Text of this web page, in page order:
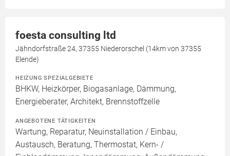
foesta consulting ltd
Jähndorfstraße 24, 37355 Niederorschel (14km von 37355
Elende)
HEIZUNG SPEZIALGEBIETE
BHKW, Heizkörper, Biogasanlage, Dämmung,
Energieberater, Architekt, Brennstoffzelle
ANGEBOTENE TÄTIGKEITEN
Wartung, Reparatur, Neuinstallation / Einbau,
Austausch, Beratung, Thermostat, Kern- /